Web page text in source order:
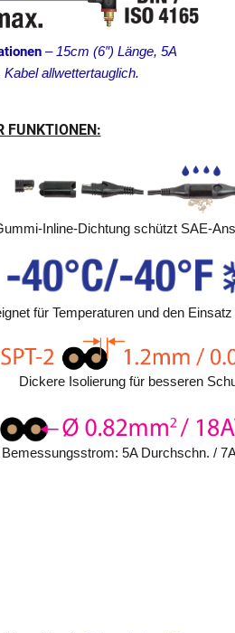
– 15cm (6″) Länge, 5A
allwettertauglich.
FUNKTIONEN:
Inline-Dichtung schützt SAE-
für Temperaturen und den
Dickere Isolierung für besseren
Bemessungsstrom: 5A Durchschn. /